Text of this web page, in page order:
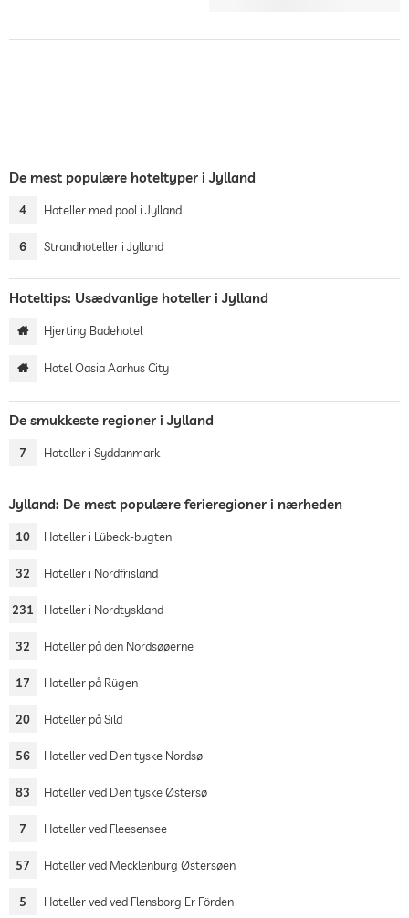
De mest populære hoteltyper i Jylland
4 Hoteller med pool i Jylland
6 Strandhoteller i Jylland
Hoteltips: Usædvanlige hoteller i Jylland
Hjerting Badehotel
Hotel Oasia Aarhus City
De smukkeste regioner i Jylland
7 Hoteller i Syddanmark
Jylland: De mest populære ferieregioner i nærheden
10 Hoteller i Lübeck-bugten
32 Hoteller i Nordfrisland
231 Hoteller i Nordtyskland
32 Hoteller på den Nordsøøerne
17 Hoteller på Rügen
20 Hoteller på Sild
56 Hoteller ved Den tyske Nordsø
83 Hoteller ved Den tyske Østersø
7 Hoteller ved Fleesensee
57 Hoteller ved Mecklenburg Østersøen
5 Hoteller ved ved Flensborg Er Förden